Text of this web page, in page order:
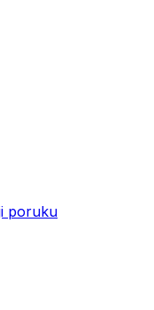
poruku